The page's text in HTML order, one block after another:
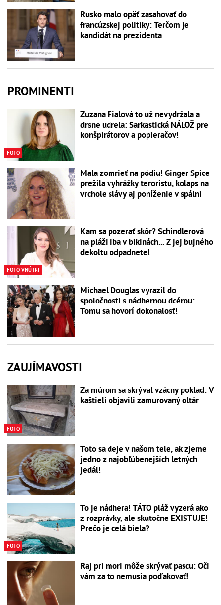
Rusko malo opäť zasahovať do
francúzskej politiky: Terčom je
kandidát na prezidenta
PROMINENTI
FOTO
Zuzana Fialová to už nevydržala a
drsne udrela: Sarkastická NÁLOŽ pre
konšpirátorov a popieračov!
Mala zomrieť na pódiu! Ginger Spice
prežila vyhrážky teroristu, kolaps na
vrchole slávy aj poníženie v spálni
FOTO VNÚTRI
Kam sa pozerať skôr? Schindlerová
na pláži iba v bikinách... Z jej bujného
dekoltu odpadnete!
Michael Douglas vyrazil do
spoločnosti s nádhernou dcérou:
Tomu sa hovorí dokonalosť!
ZAUJÍMAVOSTI
FOTO
Za múrom sa skrýval vzácny poklad: V
kaštieli objavili zamurovaný oltár
Toto sa deje v našom tele, ak zjeme
jedno z najobľúbenejších letných
jedál!
FOTO
To je nádhera! TÁTO pláž vyzerá ako
z rozprávky, ale skutočne EXISTUJE!
Prečo je celá biela?
Raj pri mori môže skrývať pascu: Oči
vám za to nemusia poďakovať!